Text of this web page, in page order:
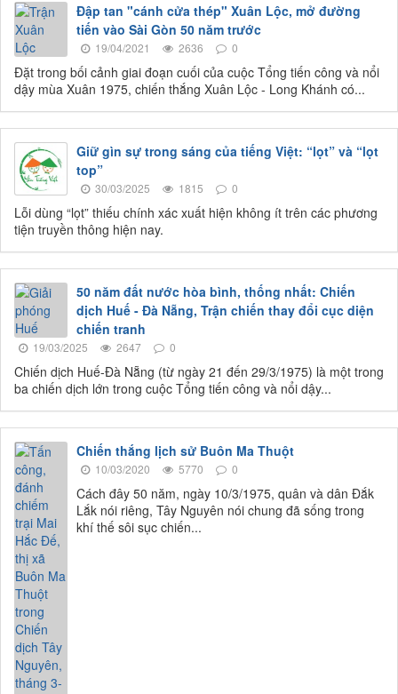
Đập tan "cánh cửa thép" Xuân Lộc, mở đường
tiến vào Sài Gòn 50 năm trước
19/04/2021 2636 0
Đặt trong bối cảnh giai đoạn cuối của cuộc Tổng tiến công và nổi
dậy mùa Xuân 1975, chiến thắng Xuân Lộc - Long Khánh có...
Giữ gìn sự trong sáng của tiếng Việt: “lọt” và “lọt
top”
30/03/2025 1815 0
Lỗi dùng “lọt” thiếu chính xác xuất hiện không ít trên các phương
tiện truyền thông hiện nay.
50 năm đất nước hòa bình, thống nhất: Chiến
dịch Huế - Đà Nẵng, Trận chiến thay đổi cục diện
chiến tranh
19/03/2025 2647 0
Chiến dịch Huế-Đà Nẵng (từ ngày 21 đến 29/3/1975) là một trong
ba chiến dịch lớn trong cuộc Tổng tiến công và nổi dậy...
Chiến thắng lịch sử Buôn Ma Thuột
10/03/2020 5770 0
Cách đây 50 năm, ngày 10/3/1975, quân và dân Đắk
Lắk nói riêng, Tây Nguyên nói chung đã sống trong
khí thế sôi sục chiến...